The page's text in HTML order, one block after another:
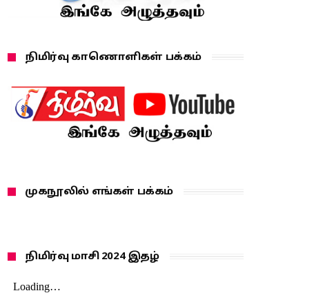
நிமிர்வு காணொளிகள் பக்கம்
முகநூலில் எங்கள் பக்கம்
நிமிர்வு மாசி 2024 இதழ்